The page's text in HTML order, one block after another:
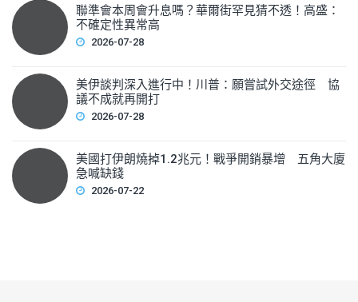
聯準會本周會升息嗎？華爾街罕見猜不透！高盛：
不確定性異常高
2026-07-28
美伊談判深入進行中！川普：願嘗試外交途徑 協
議不成就再開打
2026-07-28
美國打伊朗燒掉1.2兆元！戰爭開銷暴增 五角大廈
急喊缺錢
2026-07-22